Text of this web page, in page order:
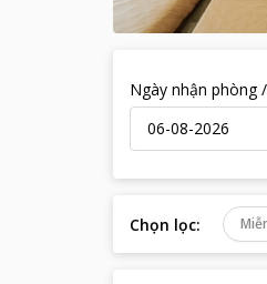
Ngày nhận phòng
Chọn lọc: